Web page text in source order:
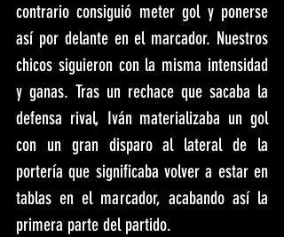
contrario consiguió meter gol y ponerse
así por delante en el marcador. Nuestros
chicos siguieron con la misma intensidad
y ganas. Tras un rechace que sacaba la
defensa rival, Iván materializaba un gol
con un gran disparo al lateral de la
portería que significaba volver a estar en
tablas en el marcador, acabando así la
primera parte del partido.